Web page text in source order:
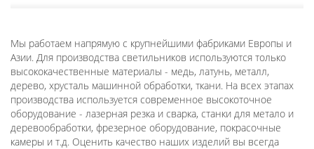
Мы работаем напрямую с крупнейшими фабриками Европы и
Азии. Для производства светильников используются только
высококачественные материалы - медь, латунь, металл,
дерево, хрусталь машинной обработки, ткани. На всех этапах
производства используется современное высокоточное
оборудование - лазерная резка и сварка, станки для метало и
деревообработки, фрезерное оборудование, покрасочные
камеры и т.д. Оценить качество наших изделий вы всегда